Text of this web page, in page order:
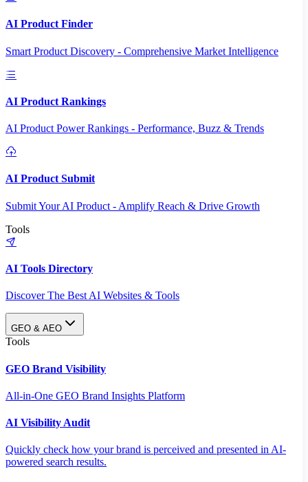
AI Product Finder
Smart Product Discovery - Comprehensive Market Intelligence
AI Product Rankings
AI Product Power Rankings - Performance, Buzz & Trends
AI Product Submit
Submit Your AI Product - Amplify Reach & Drive Growth
Tools
AI Tools Directory
Discover The Best AI Websites & Tools
GEO & AEO
Tools
GEO Brand Visibility
All-in-One GEO Brand Insights Platform
AI Visibility Audit
Quickly check how your brand is perceived and presented in AI-
powered search results.